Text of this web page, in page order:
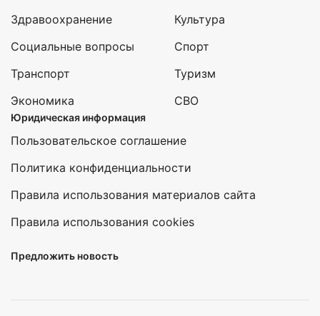
Здравоохранение
Социальные вопросы
Транспорт
Экономика
Культура
Спорт
Туризм
СВО
Юридическая информация
Пользовательское соглашение
Политика конфиденциальности
Правила использования материалов сайта
Правила использования cookies
Предложить новость